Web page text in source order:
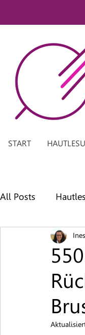
START
All Posts
Hautpilz